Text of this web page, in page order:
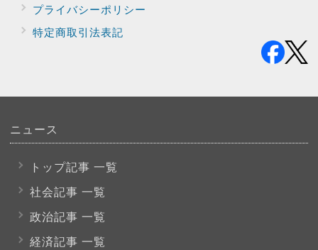
プライバシーポリシー
特定商取引法表記
ニュース
トップ記事 一覧
社会記事 一覧
政治記事 一覧
経済記事 一覧